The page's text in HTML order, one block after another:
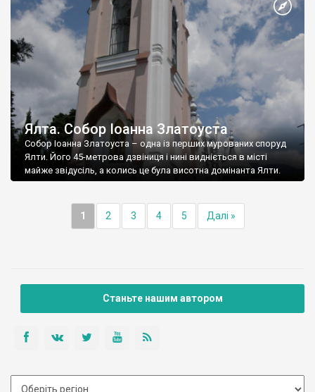
Ялта. Собор Іоанна Златоуста
Собор Іоанна Златоуста – одна із перших мурованих споруд
Ялти. Його 45-метрова дзвіниця і нині видніється в місті
майже звідусіль, а колись це була висотна домінанта Ялти.
1 2 3 4 5 Далі »
Станьте нашим автором